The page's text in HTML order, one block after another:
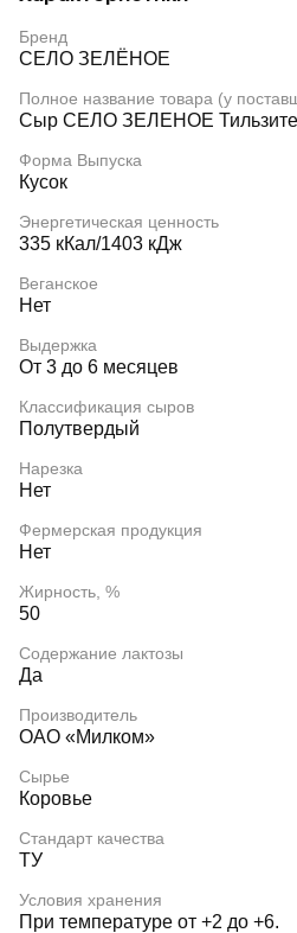
Бренд
СЕЛО ЗЕЛЁНОЕ
Полное название товара (у
Сыр СЕЛО ЗЕЛЕНОЕ
Форма Выпуска
Кусок
Энергетическая ценность
335 кКал/1403 кДж
Веганское
Нет
Выдержка
От 3 до 6 месяцев
Классификация сыров
Полутвердый
Нарезка
Нет
Фермерская продукция
Нет
Жирность, %
50
Содержание лактозы
Да
Производитель
ОАО «Милком»
Сырье
Коровье
Стандарт качества
ТУ
Условия хранения
При температуре от +2 до +6.